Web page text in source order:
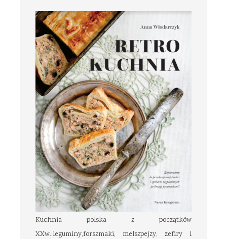
Kuchnia polska z początków
XXw.:leguminy,forszmaki, melszpejzy, zefiry i